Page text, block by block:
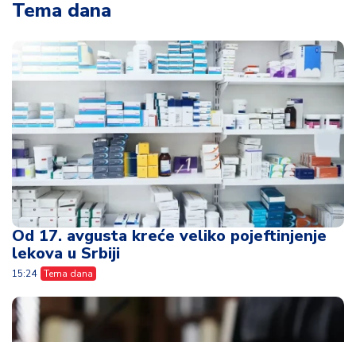
Tema dana
Od 17. avgusta kreće veliko pojeftinjenje
lekova u Srbiji
15:24 Tema dana